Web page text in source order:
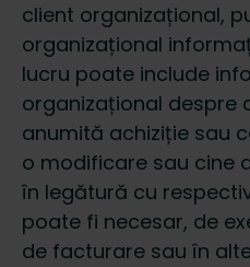
client organizațional,
organizațional
lucru poate include
organizațional despre
anumită achiziție sau
o modificare sau cine
în legătură cu
poate fi necesar, de
de facturare sau în